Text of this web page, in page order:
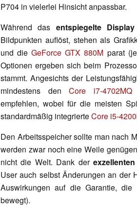
P704 in vielerlei Hinsicht anpassbar.
Während das entspiegelte Display
Bildpunkten auflöst, stehen als
und dieGeForce GTX 880M parat
Optionen ergeben sich beim
stammt. Angesichts der
mindestens denCore i7-4702MQ
empfehlen, wobei für die meisten
standardmäßig integrierteCore i5-
Den Arbeitsspeicher sollte man nach
werden zwar noch eine Weile
nicht die Welt. Dank der
User auch selbst Änderungen an der
Auswirkungen auf die Garantie,
bewegt).